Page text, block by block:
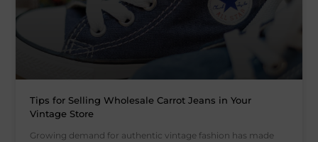
Tips for Selling Wholesale Carrot Jeans in Your
Vintage Store
Growing demand for authentic vintage fashion has made